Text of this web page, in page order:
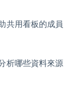
共用看板的成員
析哪些資料來源